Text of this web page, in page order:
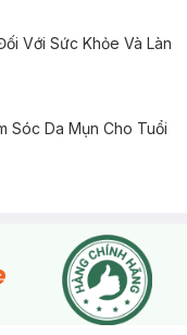
Với Sức Khỏe Và Làn
Sóc Da Mụn Cho Tuổi